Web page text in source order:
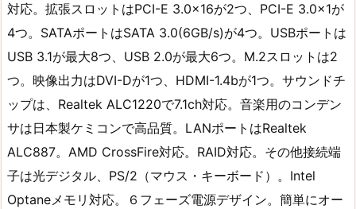
対応。拡張スロットはPCI-E 3.0×16が2つ、PCI-E 3.0×1が
4つ。SATAポートはSATA 3.0(6GB/s)が4つ。USBポートは
USB 3.1が最大8つ、USB 2.0が最大6つ。M.2スロットは2
つ。映像出力はDVI-Dが1つ、HDMI-1.4bが1つ。サウンドチ
ップは、Realtek ALC1220で7.1ch対応。音楽用のコンデン
サは日本製ケミコンで高品質。LANポートはRealtek
ALC887。AMD CrossFire対応。RAID対応。その他接続端
子は光デジタル、PS/2（マウス・キーボード）。Intel
Optaneメモリ対応。６フェーズ電源デザイン。簡単にオー